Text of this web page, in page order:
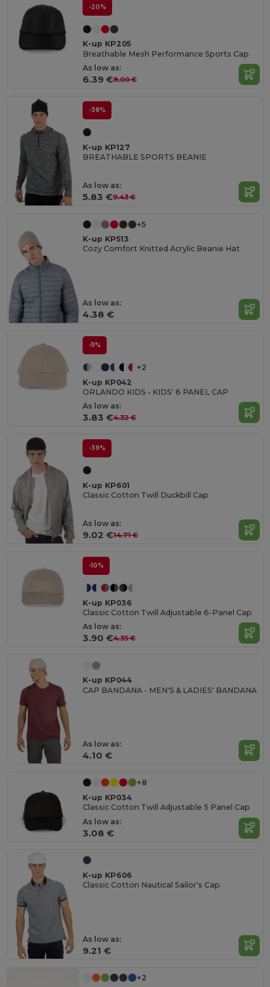
-20%
K-up KP205
Breathable Mesh Performance Sports Cap
As low as:
6.39 €8.00 €
-38%
K-up KP127
BREATHABLE SPORTS BEANIE
As low as:
5.83 €9.43 €
+5
K-up KP513
Cozy Comfort Knitted Acrylic Beanie Hat
As low as:
4.38 €
-11%
+2
K-up KP042
ORLANDO KIDS - KIDS' 6 PANEL CAP
As low as:
3.83 €4.32 €
-39%
K-up KP601
Classic Cotton Twill Duckbill Cap
As low as:
9.02 €14.71 €
-10%
K-up KP036
Classic Cotton Twill Adjustable 6-Panel Cap
As low as:
3.90 €4.35 €
K-up KP044
CAP BANDANA - MEN'S & LADIES' BANDANA
As low as:
4.10 €
+8
K-up KP034
Classic Cotton Twill Adjustable 5 Panel Cap
As low as:
3.08 €
K-up KP606
Classic Cotton Nautical Sailor's Cap
As low as:
9.21 €
+2